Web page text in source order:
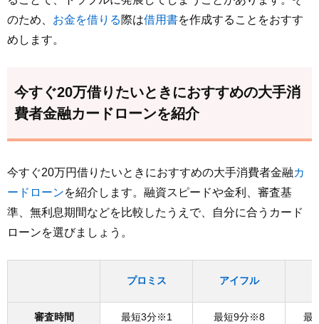
のため、 お金を借りる際は借用書を作成することをおすす
めします。
今すぐ20万借りたいときにおすすめの大手消
費者金融カードローンを紹介
今すぐ20万円借りたいときにおすすめの大手消費者金融カ
ードローンを紹介します。融資スピードや金利、審査基
準、無利息期間などを比較したうえで、自分に合うカード
ローンを選びましょう。
プロミス アイフル
審査時間 最短3分※1 最短9分※8 最